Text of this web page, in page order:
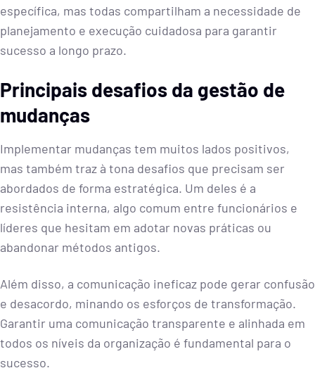
específica, mas todas compartilham a necessidade de
planejamento e execução cuidadosa para garantir
sucesso a longo prazo.
Principais desafios da gestão de
mudanças
Implementar mudanças tem muitos lados positivos,
mas também traz à tona desafios que precisam ser
abordados de forma estratégica. Um deles é a
resistência interna, algo comum entre funcionários e
líderes que hesitam em adotar novas práticas ou
abandonar métodos antigos.
Além disso, a comunicação ineficaz pode gerar confusão
e desacordo, minando os esforços de transformação.
Garantir uma comunicação transparente e alinhada em
todos os níveis da organização é fundamental para o
sucesso.